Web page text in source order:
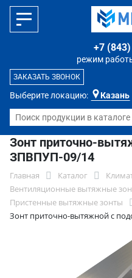
Выберите локацию: Казань
режим
+7
ЗАКАЗАТЬ ЗВОНОК
Зонт приточно-
ЗПВПУП-09/14
Главная Каталог
Вентиляционные вытяжные
Пристенные вытяжные зонты
Зонт приточно-вытяжной с